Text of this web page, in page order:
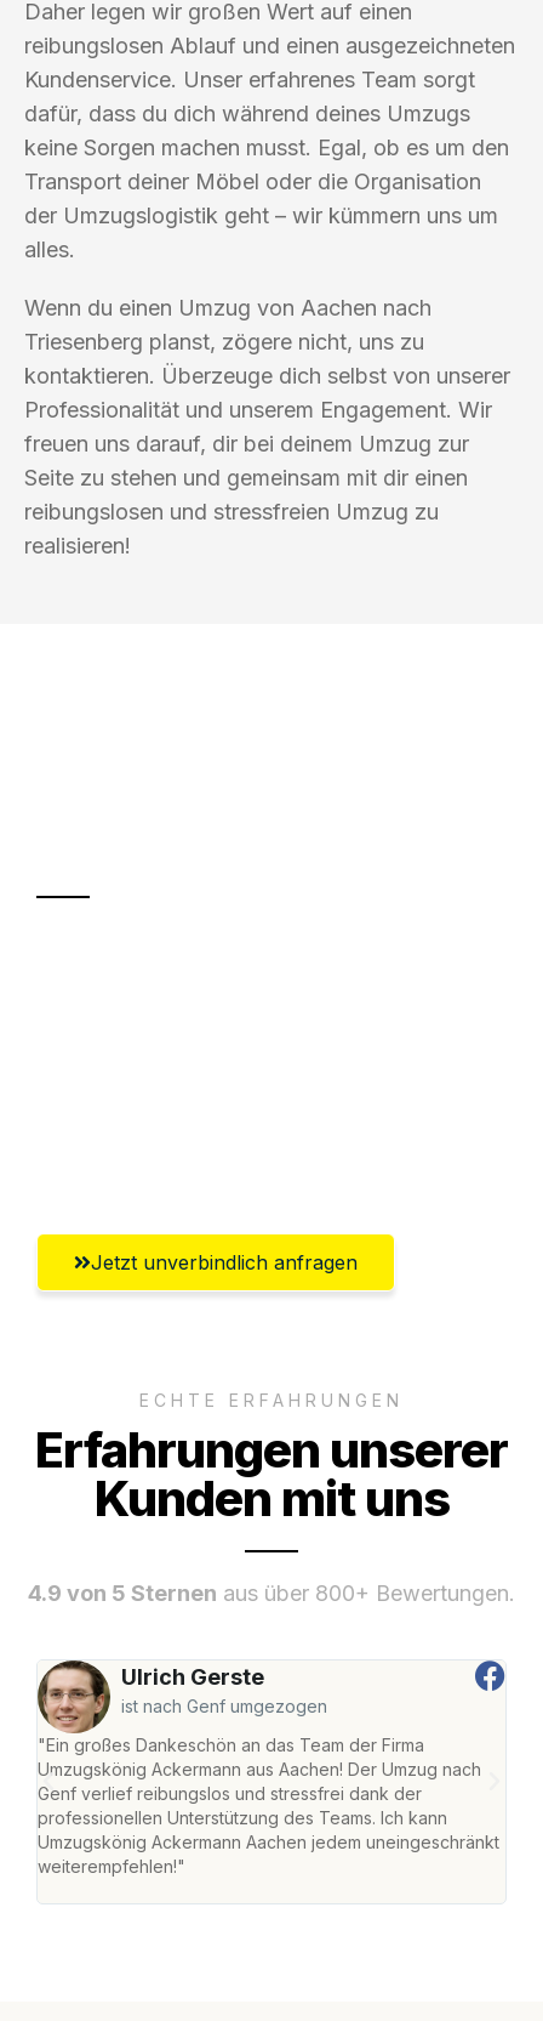
Daher legen wir großen Wert auf einen
reibungslosen Ablauf und einen ausgezeichneten
Kundenservice. Unser erfahrenes Team sorgt
dafür, dass du dich während deines Umzugs
keine Sorgen machen musst. Egal, ob es um den
Transport deiner Möbel oder die Organisation
der Umzugslogistik geht – wir kümmern uns um
alles.
Wenn du einen Umzug von Aachen nach
Triesenberg planst, zögere nicht, uns zu
kontaktieren. Überzeuge dich selbst von unserer
Professionalität und unserem Engagement. Wir
freuen uns darauf, dir bei deinem Umzug zur
Seite zu stehen und gemeinsam mit dir einen
reibungslosen und stressfreien Umzug zu
realisieren!
Jetzt unverbindlich anfragen
ECHTE ERFAHRUNGEN
Erfahrungen unserer
Kunden mit uns
4.9 von 5 Sternen aus über 800+ Bewertungen.
Ulrich Gerste
ist nach Genf umgezogen
"Ein großes Dankeschön an das Team der Firma
Umzugskönig Ackermann aus Aachen! Der Umzug nach
Genf verlief reibungslos und stressfrei dank der
professionellen Unterstützung des Teams. Ich kann
Umzugskönig Ackermann Aachen jedem uneingeschränkt
weiterempfehlen!"